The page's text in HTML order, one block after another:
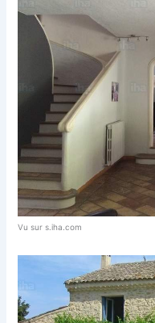
Vu sur s.iha.com